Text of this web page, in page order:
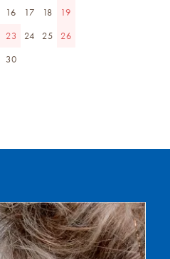
16 17 18
19
23 24 25
26
30